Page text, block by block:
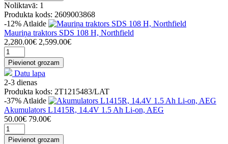
Noliktavā: 1
Produkta kods: 2609003868
-12% Atlaide
Mauriņa traktors SDS 108 H, Northfield
2,280.00€ 2,599.00€
Pievienot grozam
Datu lapa
2-3 dienas
Produkta kods: 2T1215483/LAT
-37% Atlaide
Akumulators L1415R, 14.4V 1.5 Ah Li-on, AEG
50.00€ 79.00€
Pievienot grozam